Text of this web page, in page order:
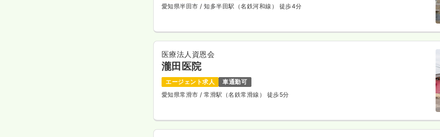
愛知県半田市/ 知多半田駅（名鉄河和線） 徒歩4分
医療法人資恩会
瀧田医院
エージェント求人
車通勤可
愛知県常滑市/ 常滑駅（名鉄常滑線） 徒歩5分